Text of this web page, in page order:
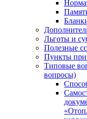
Льготы и
Полезные
Пункты
Типовые
вопросы)